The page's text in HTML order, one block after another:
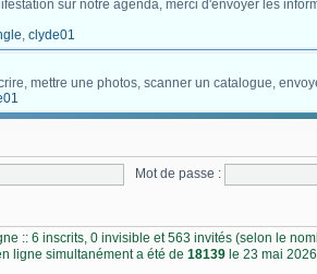
sur notre agenda, merci d'envoyer les
, clyde01
mettre une photos, scanner un catalogue,
Mot de passe :
:: 6 inscrits, 0 invisible et 563 invités (selon le
ligne simultanément a été de 18139 le 23 mai